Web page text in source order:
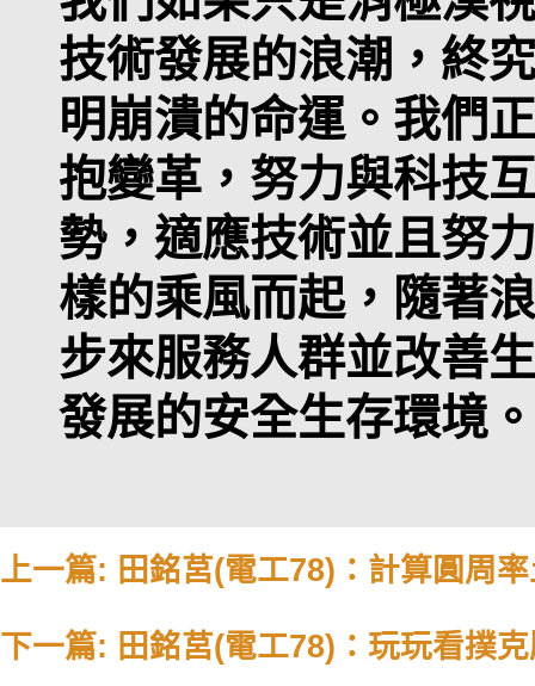
技術發展的浪潮，終
明崩潰的命運。我們
抱變革，努力與科技
勢，適應技術並且努
樣的乘風而起，隨著
步來服務人群並改善
發展的安全生存環境。
上一篇: 田銘莒(電工78)：計算圓周
下一篇: 田銘莒(電工78)：玩玩看撲